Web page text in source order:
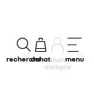
rechercheachatmon
compte
menu